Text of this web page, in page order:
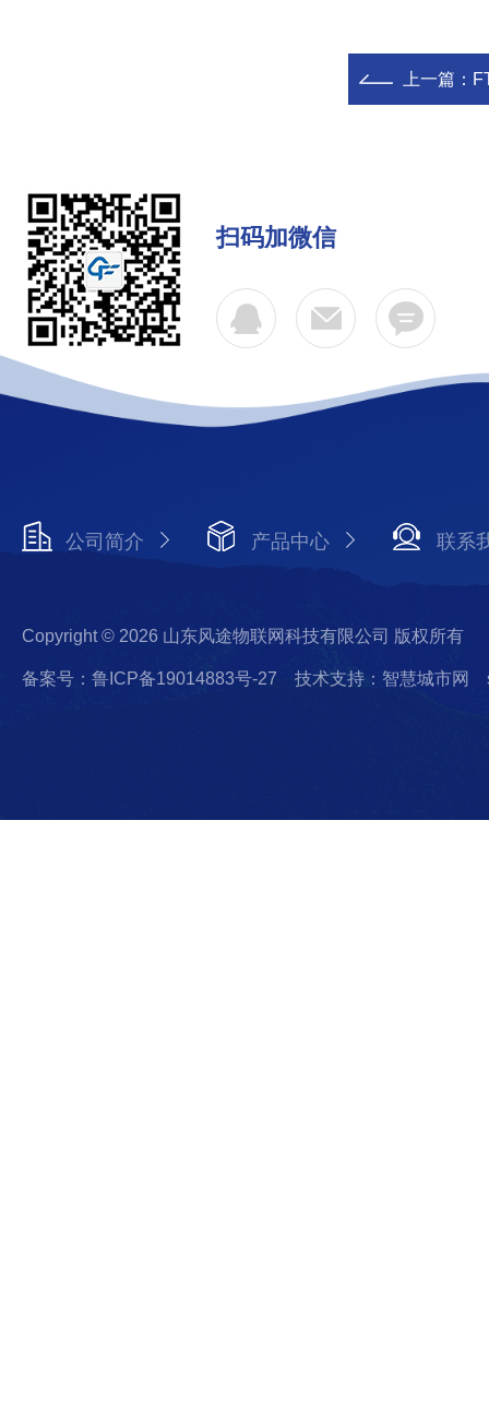
上一篇：
扫码加微信
公司简介 产品中心 联系
Copyright © 2026 山东风途物联网科技有限公司 版权所有
备案号：鲁ICP备19014883号-27 技术支持：智慧城市网